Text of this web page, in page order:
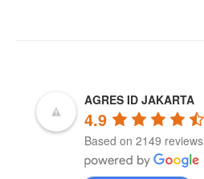
AGRES ID JAKARTA
4.9
Based on 2149 reviews